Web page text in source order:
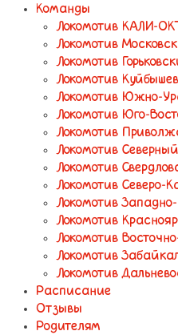
Команды
Локомотив КАЛИ-
Локомотив
Локомотив
Локомотив
Локомотив Южно-
Локомотив Юго-
Локомотив
Локомотив Северный
Локомотив
Локомотив Северо-
Локомотив
Локомотив
Локомотив
Локомотив
Локомотив
Расписание
Отзывы
Родителям